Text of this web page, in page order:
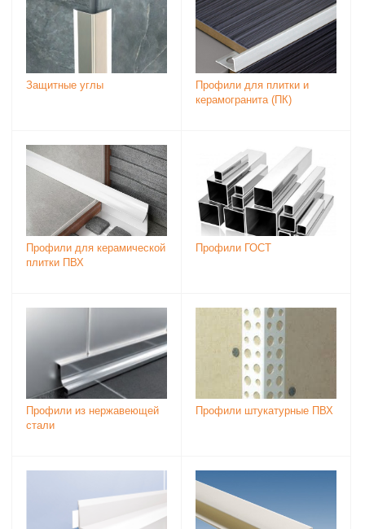
Защитные углы
Профили для плитки и
керамогранита (ПК)
Профили для керамической
плитки ПВХ
Профили ГОСТ
Профили из нержавеющей
стали
Профили штукатурные ПВХ